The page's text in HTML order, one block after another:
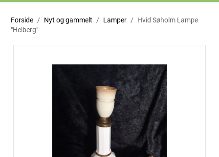
Forside Nyt og gammelt Lamper
Hvid Søholm Lampe
"Heiberg"